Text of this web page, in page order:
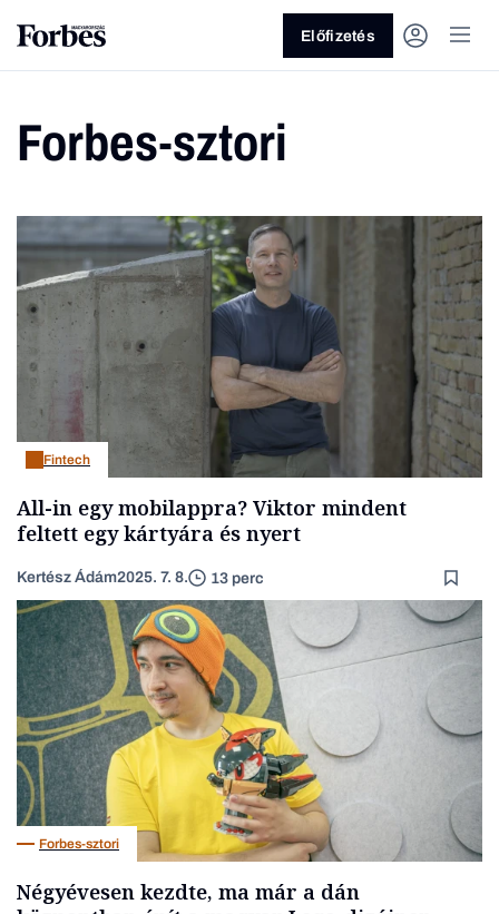
Vagy fedezze fel a következő
témákat
Üzlet Pénz Zöld Legyél jobb!
Előfizetés
Forbes-sztori
Fintech
All-in egy mobilappra? Viktor mindent
feltett egy kártyára és nyert
Kertész Ádám2025. 7. 8. 13 perc
Forbes-sztori
Négyévesen kezdte, ma már a dán